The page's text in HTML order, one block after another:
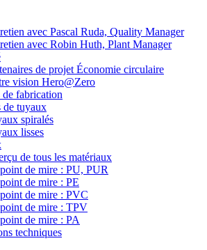
avec Pascal Ruda, Quality Manager
avec Robin Huth, Plant Manager
de projet Économie circulaire
vision Hero@Zero
de fabrication
de tuyaux
spiralés
lisses
de tous les matériaux
de mire : PU, PUR
de mire : PE
de mire : PVC
de mire : TPV
de mire : PA
techniques